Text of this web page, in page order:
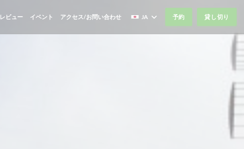
レビュー イベント アクセス/お問い合わせ JA 予約 貸し切り